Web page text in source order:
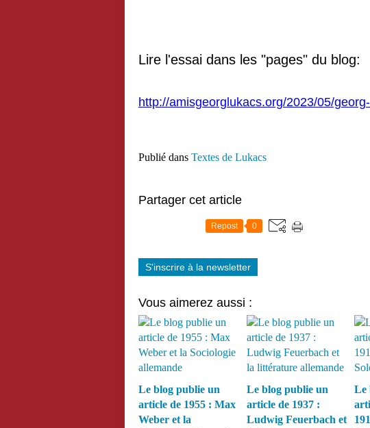
Lire l'essai dans les "pages" du blog:
http://amisgeorglukacs.org/2023/05/
Publié dans Textes de Lukacs
Partager cet article
Repost 0
S'inscrire à la newsletter
Vous aimerez aussi :
Le blog publie un
article de 1955 : Max
Weber et la
Le blog publie un
article de 1937 :
Ludwig Feuerbach et
Le